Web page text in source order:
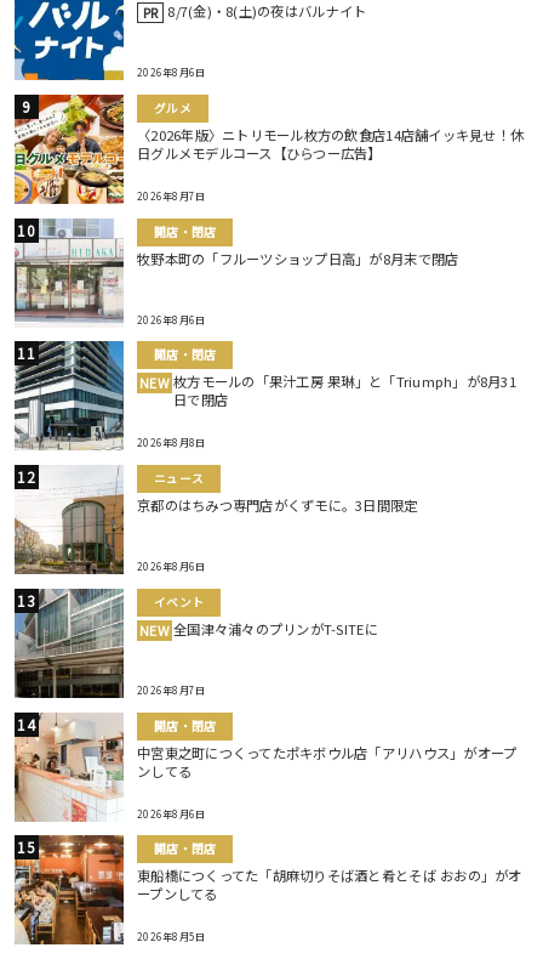
PR 8/7(金)・8(土)の夜はバルナイト
2026年8月6日
グルメ
〈2026年版〉ニトリモール枚方の飲食店14店舗イッキ見せ！休
日グルメモデルコース【ひらつー広告】
2026年8月7日
開店・閉店
牧野本町の「フルーツショップ日高」が8月末で閉店
2026年8月6日
開店・閉店
NEW 枚方モールの「果汁工房 果琳」と「Triumph」が8月31
日で閉店
2026年8月8日
ニュース
京都のはちみつ専門店がくずモに。3日間限定
2026年8月6日
イベント
NEW 全国津々浦々のプリンがT-SITEに
2026年8月7日
開店・閉店
中宮東之町につくってたポキボウル店「アリハウス」がオープ
ンしてる
2026年8月6日
開店・閉店
東船橋につくってた「胡麻切りそば酒と肴とそば おおの」がオ
ープンしてる
2026年8月5日